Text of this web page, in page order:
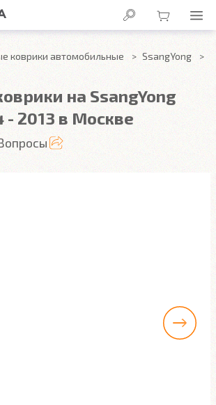
коврики автомобильные
SsangYong
на SsangYong
- 2013 в Москве